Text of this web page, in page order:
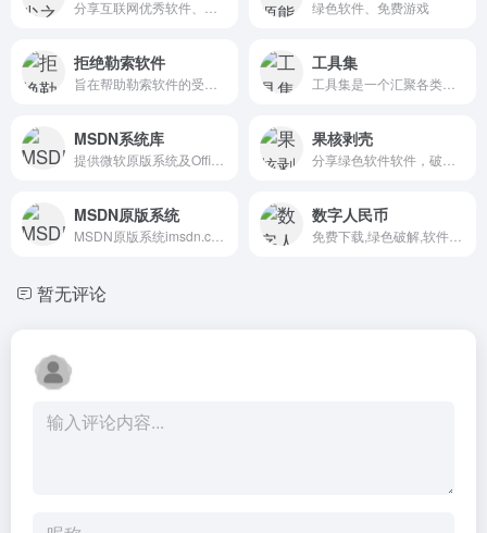
绿色软件、免费游戏
拒绝勒索软件 工具集
MSDN系统库 果核剥壳
MSDN原版系统 数字人民币
暂无评论